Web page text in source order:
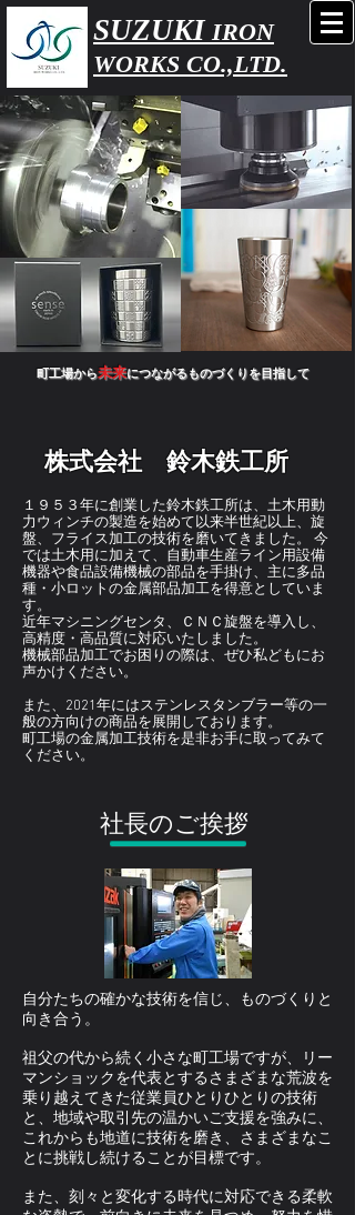
SUZUKI IRON
WORKS CO.,LTD.
町工場から未来につながるものづくりを目指して
株式会社 鈴木鉄工所
１９５３年に創業した鈴木鉄工所は、土木用動
力ウィンチの製造を始めて以来半世紀以上、旋
盤、フライス加工の技術を磨いてきました。 今
では土木用に加えて、自動車生産ライン用設備
機器や食品設備機械の部品を手掛け、主に多品
種・小ロットの金属部品加工を得意としていま
す。
近年マシニングセンタ、ＣＮＣ旋盤を導入し、
高精度・高品質に対応いたしました。
機械部品加工でお困りの際は、ぜひ私どもにお
声かけください。
また、2021年にはステンレスタンブラー等の一
般の方向けの商品を展開しております。
​町工場の金属加工技術を是非お手に取ってみて
ください。
社長のご挨拶
自分たちの確かな技術を信じ、ものづくりと
向き合う。
祖父の代から続く小さな町工場ですが、リー
マンショックを代表とするさまざまな荒波を
乗り越えてきた従業員ひとりひとりの技術
と、地域や取引先の温かいご支援を強みに、
これからも地道に技術を磨き、さまざまなこ
とに挑戦し続けることが目標です。
また、刻々と変化する時代に対応できる柔軟